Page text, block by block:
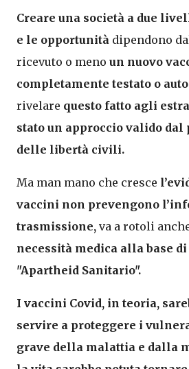
Creare una società a due
e le opportunità dipendono
ricevuto o meno un nuovo
completamente testato o
rivelare questo fatto agli
stato un approccio valido dal
delle libertà civili.
Ma man mano che cresce
vaccini non prevengono
trasmissione, va a rotoli
necessità medica alla base
"Apartheid Sanitario".
I vaccini Covid, in teoria,
servire a proteggere i
grave della malattia e dalla